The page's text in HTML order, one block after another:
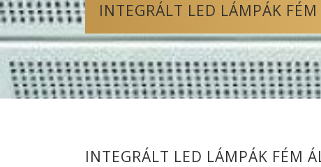
INTEGRÁLT LED LÁMPÁK
INTEGRÁLT LED LÁMPÁK FÉM